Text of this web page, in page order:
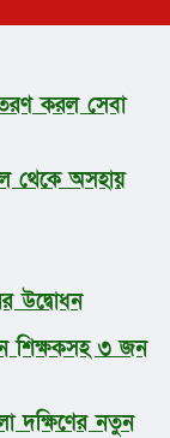
করল সেবা
থেকে অসহায়
উদ্বোধন
শিক্ষকসহ ৩ জন
দক্ষিণের নতুন